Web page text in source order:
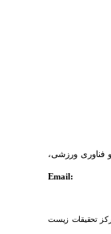
ورزشی،
Email:
تحقیقات زیست